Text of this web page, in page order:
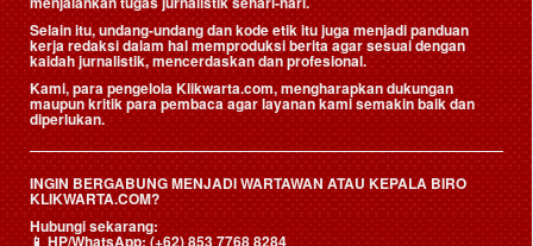
Selain itu, undang-undang dan kode etik itu juga menjadi panduan
kerja redaksi dalam hal memproduksi berita agar sesuai dengan
kaidah jurnalistik, mencerdaskan dan profesional.
Kami, para pengelola Klikwarta.com, mengharapkan dukungan
maupun kritik para pembaca agar layanan kami semakin baik dan
diperlukan.
INGIN BERGABUNG MENJADI WARTAWAN ATAU KEPALA BIRO
KLIKWARTA.COM?
Hubungi sekarang:
📱HP/WhatsApp:(+62) 853 7768 8284